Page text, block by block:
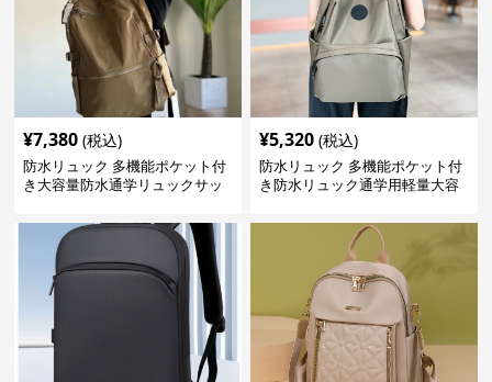
¥7,380 (税込)
防水リュック 多機能ポケット付
き大容量防水通学リュックサッ
¥5,320 (税込)
防水リュック 多機能ポケット付
き防水リュック通学用軽量大容